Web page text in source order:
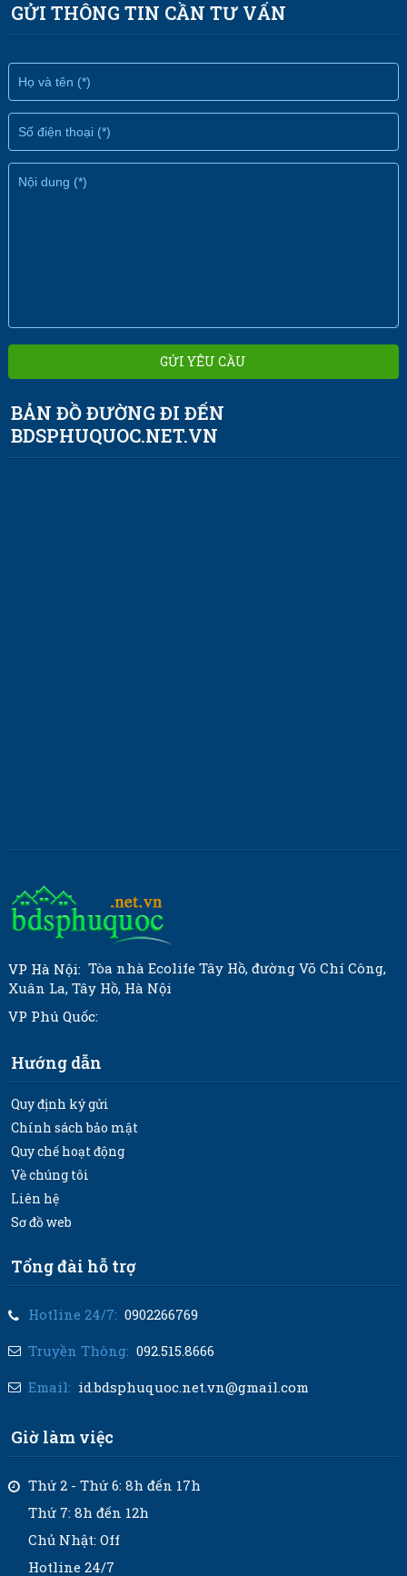
GỬI THÔNG TIN CẦN TƯ VẤN
BẢN ĐỒ ĐƯỜNG ĐI ĐẾN
BDSPHUQUOC.NET.VN
VP Hà Nội: Tòa nhà Ecolife Tây Hồ, đường Võ Chí Công,
Xuân La, Tây Hồ, Hà Nội
VP Phú Quốc:
Hướng dẫn
Quy định ký gửi
Chính sách bảo mật
Quy chế hoạt động
Về chúng tôi
Liên hệ
Sơ đồ web
Tổng đài hỗ trợ
Hotline 24/7: 0902266769
Truyền Thông: 092.515.8666
Email: id.bdsphuquoc.net.vn@gmail.com
Giờ làm việc
Thứ 2 - Thứ 6: 8h đến 17h
Thứ 7: 8h đến 12h
Chủ Nhật: Off
Hotline 24/7